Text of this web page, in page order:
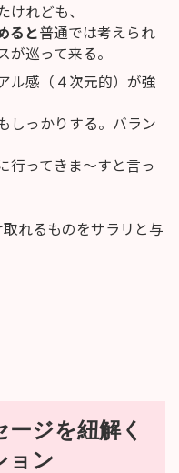
けれども、
ると 普通では考えられ
巡って来る。
ル感（４次元的）が強
しっかりする。バラン
行ってきま〜すと言っ
れるものをサラリと与
ジを紐解く
ョン